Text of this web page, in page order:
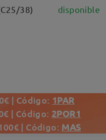
38) disponible
| Código: 1PAR
| Código: 2POR1
| Código: MAS